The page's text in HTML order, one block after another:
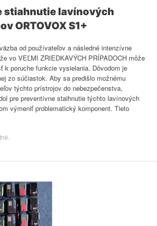
stiahnutie lavínových
ORTOVOX S1+
od používateľov a následné intenzívne
vo VEĽMI ZRIEDKAVÝCH PRÍPADOCH môže
k poruche funkcie vysielania. Dôvodom je
zo súčiastok. Aby sa predišlo možnému
týchto prístrojov do nebezpečenstva,
pre preventívne staihnutie týchto lavínových
výmeniť problematický komponent. Tieto